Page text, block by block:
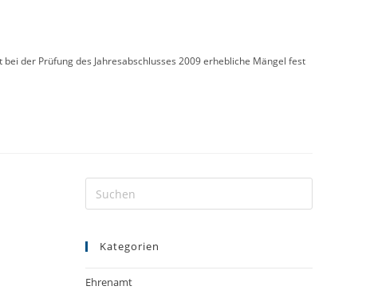
der Prüfung des Jahresabschlusses 2009 erhebliche Mängel fest
Kategorien
Ehrenamt